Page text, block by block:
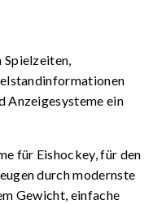
Anzeigesysteme ein
für Eishockey, für den
durch modernste
Gewicht, einfache